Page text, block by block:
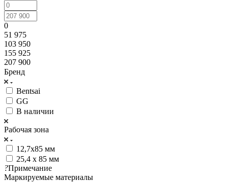
0
51 975
103 950
155 925
207 900
Бренд
Bentsai
GG
В наличии
Рабочая зона
12,7х85 мм
25,4 х 85 мм
?Примечание
Маркируемые материалы